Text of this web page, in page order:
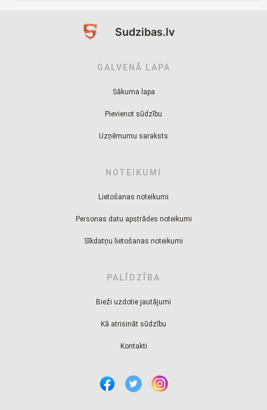
Sudzibas.lv
GALVENĀ LAPA
Sākuma lapa
Pievienot sūdzību
Uzņēmumu saraksts
NOTEIKUMI
Lietošanas noteikumi
Personas datu apstrādes noteikumi
Sīkdatņu lietošanas noteikumi
PALĪDZĪBA
Bieži uzdotie jautājumi
Kā atrisināt sūdzību
Kontakti